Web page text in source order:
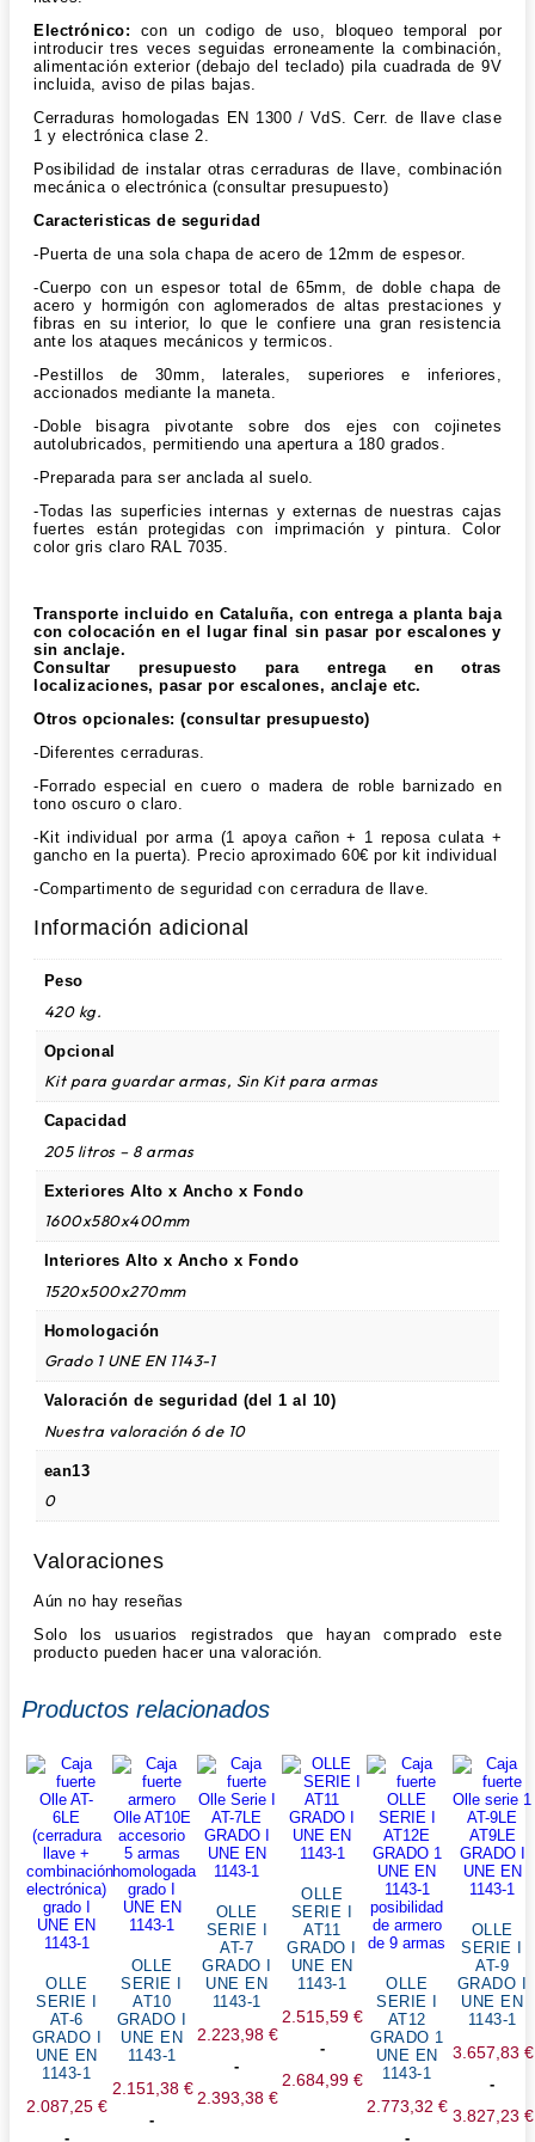
Electrónico: con un codigo de uso, bloqueo temporal por
introducir tres veces seguidas erroneamente la combinación,
alimentación exterior (debajo del teclado) pila cuadrada de 9V
incluida, aviso de pilas bajas.
Cerraduras homologadas EN 1300 / VdS. Cerr. de llave clase
1 y electrónica clase 2.
Posibilidad de instalar otras cerraduras de llave, combinación
mecánica o electrónica (consultar presupuesto)
Caracteristicas de seguridad
-Puerta de una sola chapa de acero de 12mm de espesor.
-Cuerpo con un espesor total de 65mm, de doble chapa de
acero y hormigón con aglomerados de altas prestaciones y
fibras en su interior, lo que le confiere una gran resistencia
ante los ataques mecánicos y termicos.
-Pestillos de 30mm, laterales, superiores e inferiores,
accionados mediante la maneta.
-Doble bisagra pivotante sobre dos ejes con cojinetes
autolubricados, permitiendo una apertura a 180 grados.
-Preparada para ser anclada al suelo.
-Todas las superficies internas y externas de nuestras cajas
fuertes están protegidas con imprimación y pintura. Color
color gris claro RAL 7035.
Transporte incluido en Cataluña, con entrega a planta baja
con colocación en el lugar final sin pasar por escalones y
sin anclaje.
Consultar presupuesto para entrega en otras
localizaciones, pasar por escalones, anclaje etc.
Otros opcionales: (consultar presupuesto)
-Diferentes cerraduras.
-Forrado especial en cuero o madera de roble barnizado en
tono oscuro o claro.
-Kit individual por arma (1 apoya cañon + 1 reposa culata +
gancho en la puerta). Precio aproximado 60€ por kit individual
-Compartimento de seguridad con cerradura de llave.
Información adicional
Peso
420 kg.
Opcional
Kit para guardar armas, Sin Kit para armas
Capacidad
205 litros – 8 armas
Exteriores Alto x Ancho x Fondo
1600x580x400mm
Interiores Alto x Ancho x Fondo
1520x500x270mm
Homologación
Grado 1 UNE EN 1143-1
Valoración de seguridad (del 1 al 10)
Nuestra valoración 6 de 10
ean13
0
Valoraciones
Aún no hay reseñas
Solo los usuarios registrados que hayan comprado este
producto pueden hacer una valoración.
Productos relacionados
OLLE
SERIE I
AT-6
GRADO I
UNE EN
1143-1
2.087,25€
-
OLLE
SERIE I
AT10
GRADO I
UNE EN
1143-1
2.151,38 €
-
OLLE
SERIE I
AT-7
GRADO I
UNE EN
1143-1
2.223,98 €
-
2.393,38 €
OLLE
SERIE I
AT11
GRADO I
UNE EN
1143-1
2.515,59€
-
2.684,99€
Rango
OLLE
SERIE I
AT12
GRADO 1
UNE EN
1143-1
2.773,32€
-
OLLE
SERIE I
AT-9
GRADO I
UNE EN
1143-1
3.657,83 €
-
3.827,23 €